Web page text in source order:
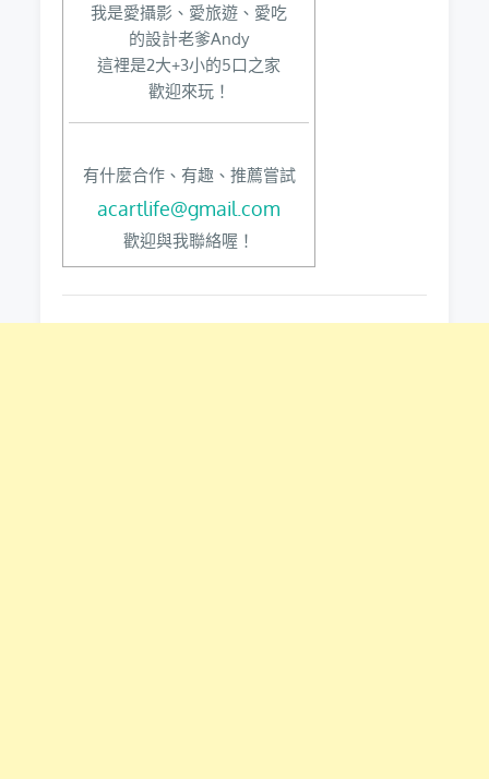
我是愛攝影、愛旅遊、愛吃
的設計老爹Andy
這裡是2大+3小的5口之家
歡迎來玩！
有什麼合作、有趣、推薦嘗試
acartlife@gmail.com
歡迎與我聯絡喔！